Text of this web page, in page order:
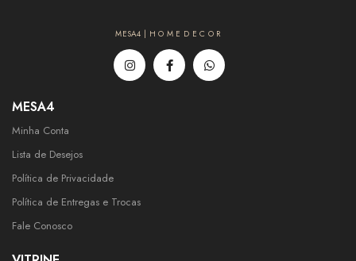
MESA4 | H O M E D E C O R
MESA4
Minha Conta
Lista de Desejos
Política de Privacidade
Política de Entregas e Trocas
Fale Conosco